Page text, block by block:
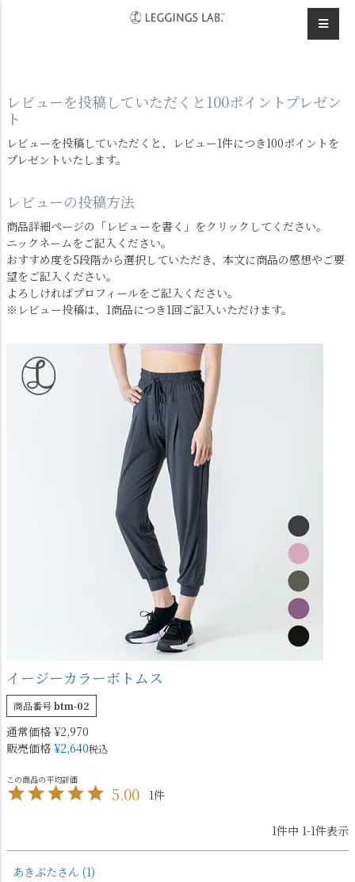
イージーカラーボトムスのレビュー
レビューを投稿していただくと100ポイントプレゼン
ト
レビューを投稿していただくと、レビュー1件につき100ポイントを
プレゼントいたします。
レビューの投稿方法
商品詳細ページの「レビューを書く」をクリックしてください。
ニックネームをご記入ください。
おすすめ度を5段階から選択していただき、本文に商品の感想やご要
望をご記入ください。
よろしければプロフィールをご記入ください。
※レビュー投稿は、1商品につき1回ご記入いただけます。
イージーカラーボトムス
商品番号btm-02
通常価格 ¥2,970
販売価格 ¥2,640税込
5.00 1
1件中 1-1件表示
あきぶた 1